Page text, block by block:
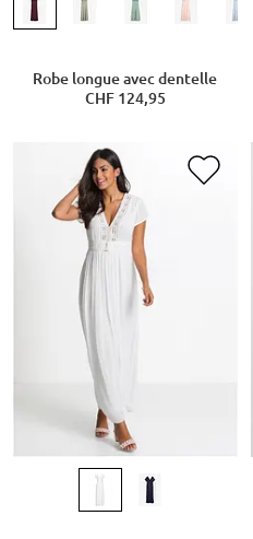
Robe longue avec dentelle
CHF 124,95